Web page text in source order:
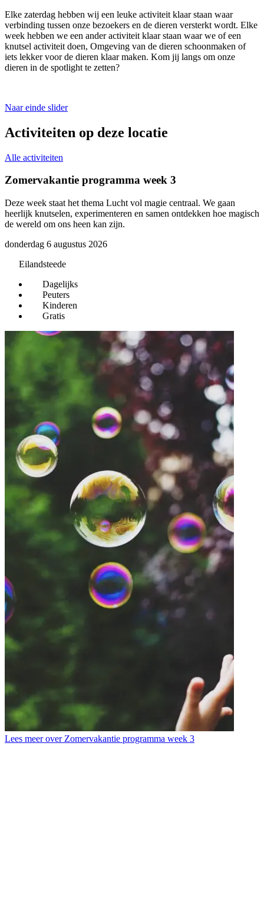
Elke zaterdag hebben wij een leuke activiteit klaar staan waar
verbinding tussen onze bezoekers en de dieren versterkt wordt. Elke
week hebben we een ander activiteit klaar staan waar we of een
knutsel activiteit doen, Omgeving van de dieren schoonmaken of
iets lekker voor de dieren klaar maken. Kom jij langs om onze
dieren in de spotlight te zetten?
Naar einde slider
Activiteiten op deze locatie
Alle activiteiten
Zomervakantie programma week 3
Deze week staat het thema Lucht vol magie centraal. We gaan
heerlijk knutselen, experimenteren en samen ontdekken hoe magisch
de wereld om ons heen kan zijn.
donderdag 6 augustus 2026
Eilandsteede
Dagelijks
Peuters
Kinderen
Gratis
Lees meer over Zomervakantie programma week 3